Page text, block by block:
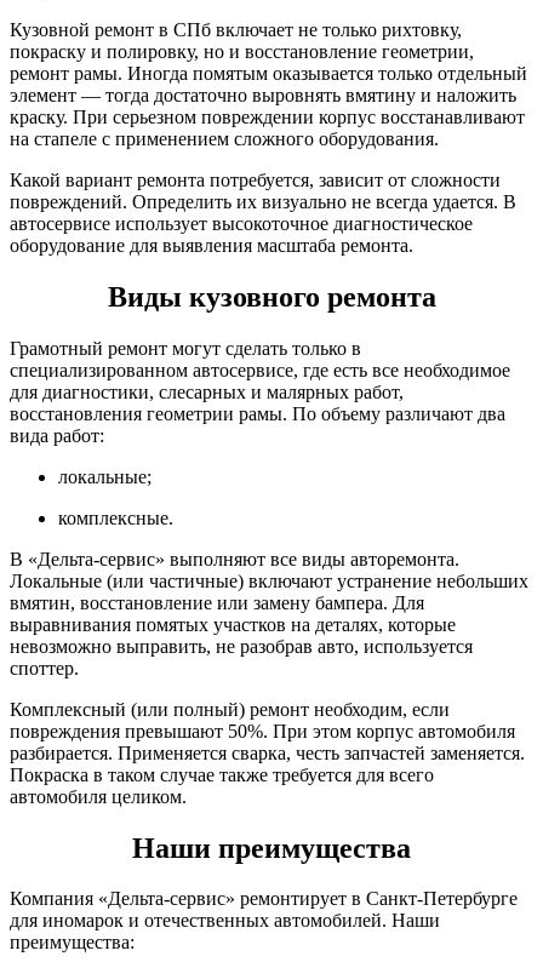
Кузовной ремонт в СПб включает не только рихтовку,
покраску и полировку, но и восстановление геометрии,
ремонт рамы. Иногда помятым оказывается только отдельный
элемент — тогда достаточно выровнять вмятину и наложить
краску. При серьезном повреждении корпус восстанавливают
на стапеле с применением сложного оборудования.
Какой вариант ремонта потребуется, зависит от сложности
повреждений. Определить их визуально не всегда удается. В
автосервисе использует высокоточное диагностическое
оборудование для выявления масштаба ремонта.
Виды кузовного ремонта
Грамотный ремонт могут сделать только в
специализированном автосервисе, где есть все необходимое
для диагностики, слесарных и малярных работ,
восстановления геометрии рамы. По объему различают два
вида работ:
локальные;
комплексные.
В «Дельта-сервис» выполняют все виды авторемонта.
Локальные (или частичные) включают устранение небольших
вмятин, восстановление или замену бампера. Для
выравнивания помятых участков на деталях, которые
невозможно выправить, не разобрав авто, используется
споттер.
Комплексный (или полный) ремонт необходим, если
повреждения превышают 50%. При этом корпус автомобиля
разбирается. Применяется сварка, честь запчастей заменяется.
Покраска в таком случае также требуется для всего
автомобиля целиком.
Наши преимущества
Компания «Дельта-сервис» ремонтирует в Санкт-Петербурге
для иномарок и отечественных автомобилей. Наши
преимущества: